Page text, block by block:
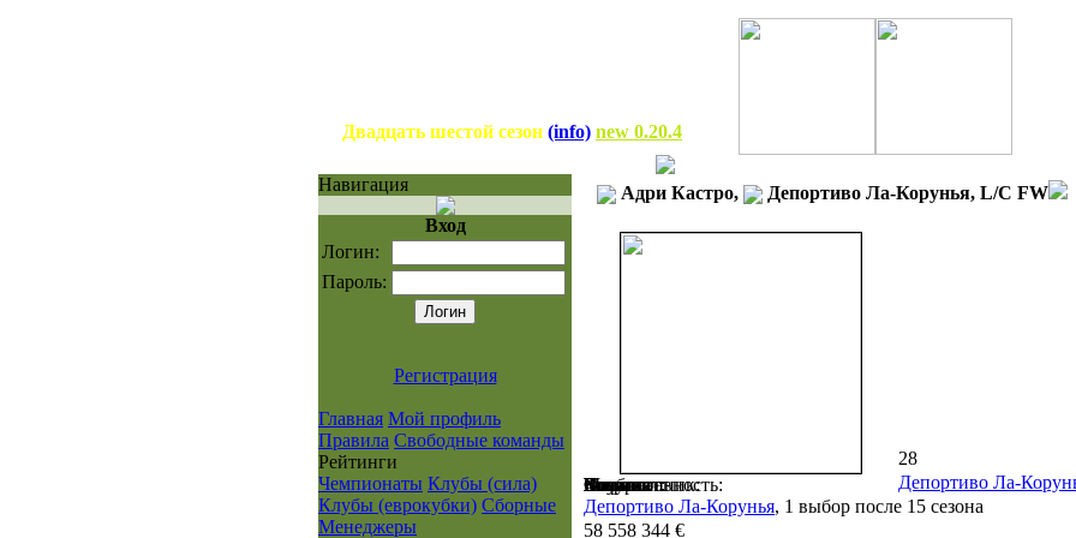
Двадцать шестой сезон (info) new 0.20.4
Навигация
Вход
Логин:
Пароль:
Регистрация
Главная Мой профиль
Правила Свободные команды
Рейтинги
Чемпионаты Клубы (сила)
Клубы (еврокубки) Сборные
Менеджеры
Адри Кастро, Депортиво Ла-Корунья, L/C FW
Возраст:
Клуб:
Воспитанник:
Номинал:
Контракт:
Бонусы:
Физ. готовность:
Мораль:
Сила:
28
Депортиво Ла-
Депортиво Ла-Корунья, 1 выбор после 15 сезона
58 558 344 €